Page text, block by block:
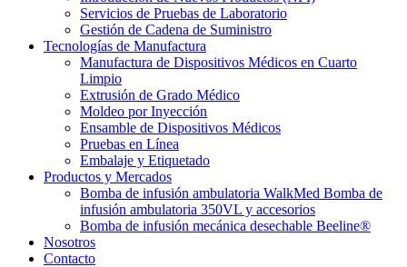
Servicios de Pruebas de Laboratorio
Gestión de Cadena de Suministro
Tecnologías de Manufactura
Manufactura de Dispositivos Médicos en Cuarto
Limpio
Extrusión de Grado Médico
Moldeo por Inyección
Ensamble de Dispositivos Médicos
Pruebas en Línea
Embalaje y Etiquetado
Productos y Mercados
Bomba de infusión ambulatoria WalkMed Bomba de
infusión ambulatoria 350VL y accesorios
Bomba de infusión mecánica desechable Beeline®
Nosotros
Contacto